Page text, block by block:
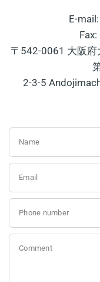
E-
〒542-0061 大阪府
2-3-5
Name
Email
Phone number
Comment